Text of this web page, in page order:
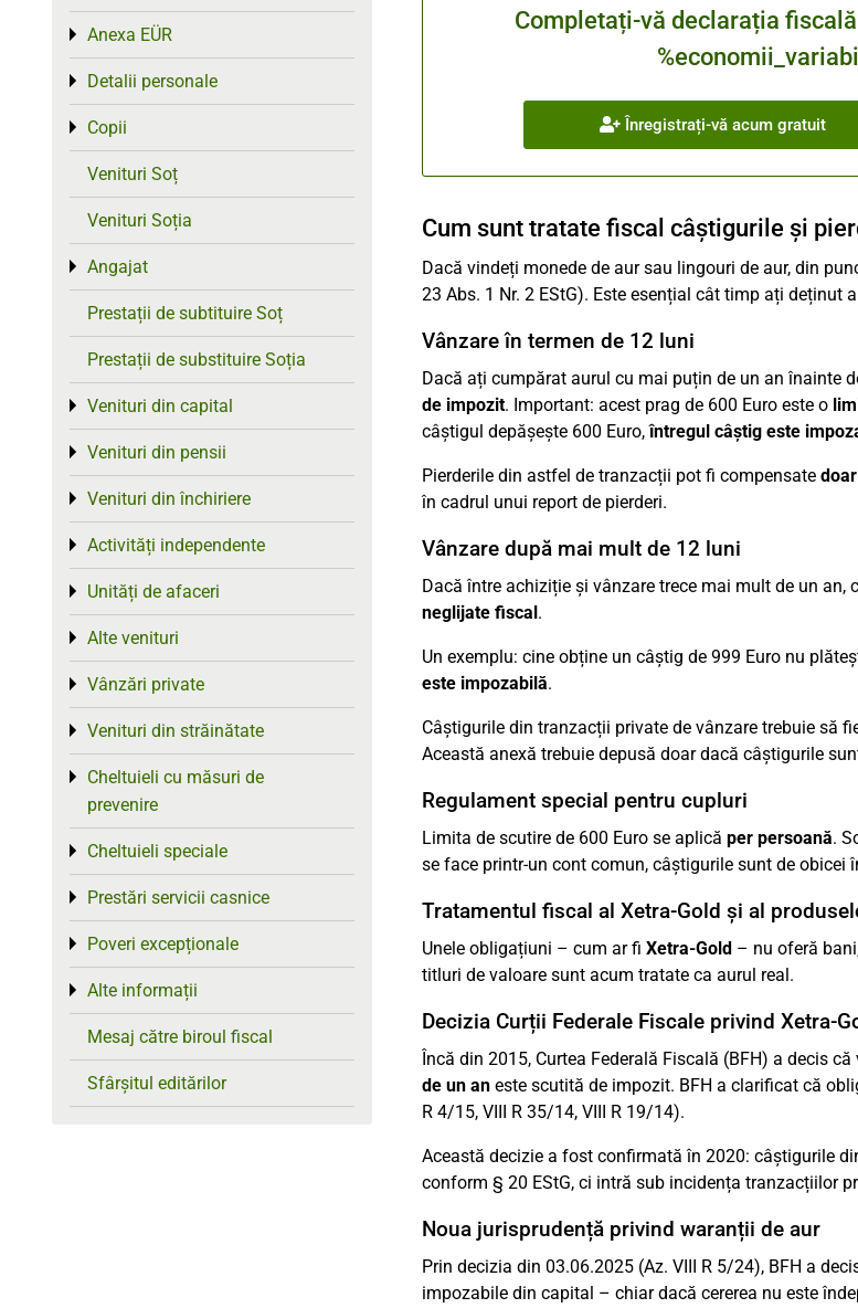
Completați-vă declarația
Înregistrați-vă acum gratuit
Cum sunt tratate fiscal câștigurile și
Dacă vindeți monede de aur sau lingouri de aur, din
23 Abs. 1 Nr. 2 EStG). Este esențial cât timp ați deținut
Vânzare în termen de 12 luni
Dacă ați cumpărat aurul cu mai puțin de un an înainte
de impozit. Important: acest prag de 600 Euro este o
câștigul depășește 600 Euro,întregul câștig este
Pierderile din astfel de tranzacții pot fi compensate doar
în cadrul unui report de pierderi.
Vânzare după mai mult de 12 luni
Dacă între achiziție și vânzare trece mai mult de un an,
neglijate fiscal.
Un exemplu: cine obține un câștig de 999 Euro nu
este impozabilă.
Câștigurile din tranzacții private de vânzare trebuie să
Această anexă trebuie depusă doar dacă câștigurile
Regulament special pentru cupluri
Limita de scutire de 600 Euro se aplică per persoană.
se face printr-un cont comun, câștigurile sunt de obicei
Tratamentul fiscal al Xetra-Gold și al
Unele obligațiuni – cum ar fi Xetra-Gold – nu oferă
titluri de valoare sunt acum tratate ca aurul real.
Decizia Curții Federale Fiscale privind Xetra-
Încă din 2015, Curtea Federală Fiscală (BFH) a decis
de un an este scutită de impozit. BFH a clarificat că
R 4/15, VIII R 35/14, VIII R 19/14).
Această decizie a fost confirmată în 2020: câștigurile
conform § 20 EStG, ci intră sub incidența tranzacțiilor
Noua jurisprudență privind waranții de aur
Prin decizia din 03.06.2025 (Az. VIII R 5/24), BFH a
impozabile din capital – chiar dacă cererea nu este
Anexa EÜR
Toggle menu
Detalii personale
Toggle menu
Copii
Toggle menu
Venituri Soț
Venituri Soția
Angajat
Toggle menu
Prestații de subtituire Soț
Prestații de substituire Soția
Venituri din capital
Toggle menu
Venituri din pensii
Toggle menu
Venituri din închiriere
Toggle menu
Activități independente
Toggle menu
Unități de afaceri
Toggle menu
Alte venituri
Toggle menu
Vânzări private
Toggle menu
Venituri din străinătate
Toggle menu
Cheltuieli cu măsuri de
prevenire
Toggle menu
Cheltuieli speciale
Toggle menu
Prestări servicii casnice
Toggle menu
Poveri excepționale
Toggle menu
Alte informații
Toggle menu
Mesaj către biroul fiscal
Sfârșitul editărilor